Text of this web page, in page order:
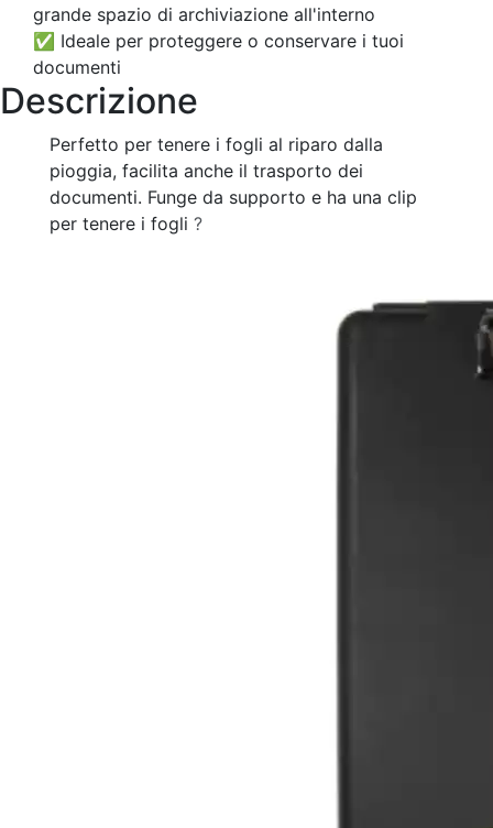
grande spazio di archiviazione all'interno
✅ Ideale per proteggere o conservare i tuoi
documenti
Descrizione
Perfetto per tenere i fogli al riparo dalla
pioggia, facilita anche il trasporto dei
documenti. Funge da supporto e ha una clip
per tenere i fogli ?